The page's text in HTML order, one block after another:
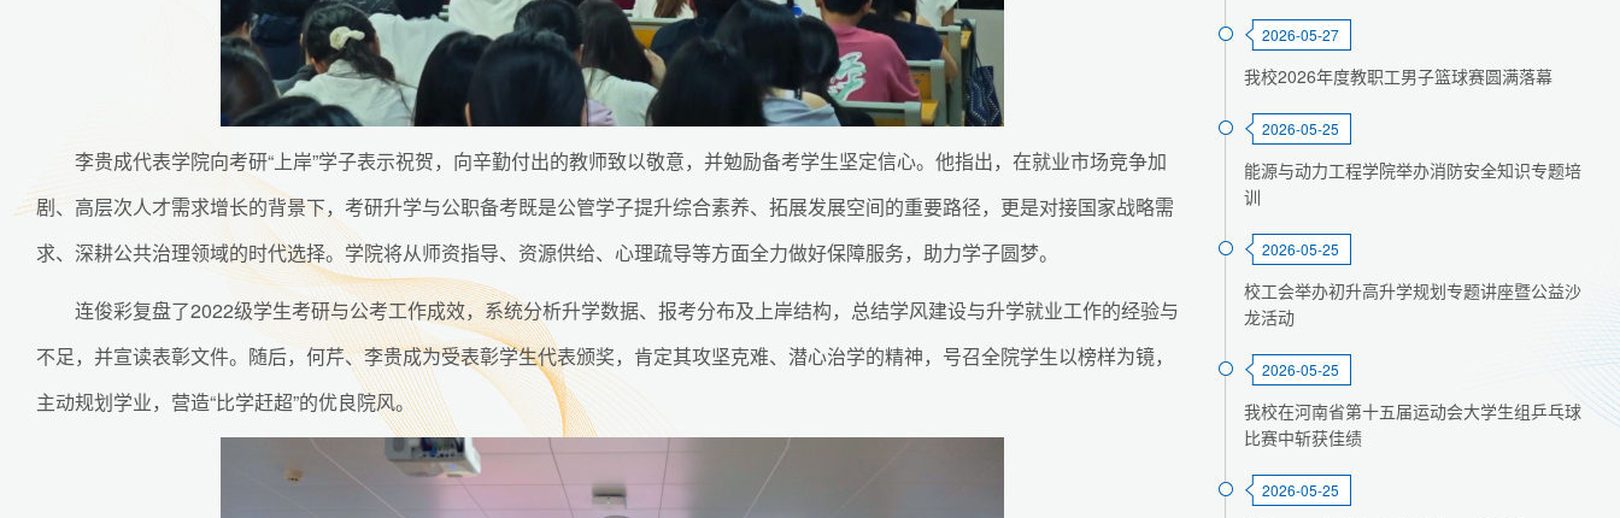
李贵成代表学院向考研“上岸”学子表示祝贺，向辛勤付出的教师致以敬意，并勉励备考学生坚定信心。他指出，在就业市场竞争加
剧、高层次人才需求增长的背景下，考研升学与公职备考既是公管学子提升综合素养、拓展发展空间的重要路径，更是对接国家战略需
求、深耕公共治理领域的时代选择。学院将从师资指导、资源供给、心理疏导等方面全力做好保障服务，助力学子圆梦。
连俊彩复盘了2022级学生考研与公考工作成效，系统分析升学数据、报考分布及上岸结构，总结学风建设与升学就业工作的经验与
不足，并宣读表彰文件。随后，何芹、李贵成为受表彰学生代表颁奖，肯定其攻坚克难、潜心治学的精神，号召全院学生以榜样为镜，
主动规划学业，营造“比学赶超”的优良院风。
2026-05-27
我校2026年度教职工男子篮球赛圆满落幕
2026-05-25
能源与动力工程学院举办消防安全知识专题培
训
2026-05-25
校工会举办初升高升学规划专题讲座暨公益沙
龙活动
2026-05-25
我校在河南省第十五届运动会大学生组乒乓球
比赛中斩获佳绩
2026-05-25